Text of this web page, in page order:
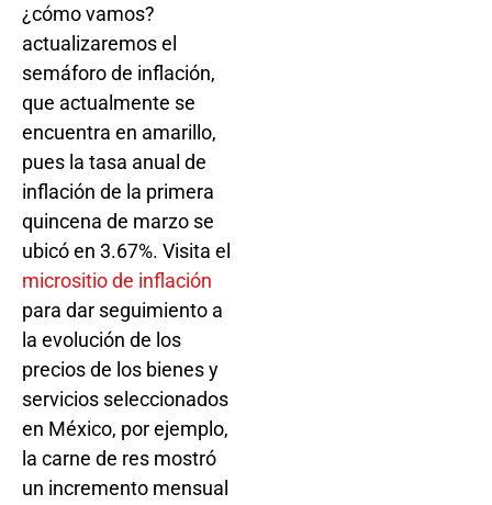
¿cómo vamos?
actualizaremos el
semáforo de inflación,
que actualmente se
encuentra en amarillo,
pues la tasa anual de
inflación de la primera
quincena de marzo se
ubicó en 3.67%. Visita el
micrositio de inflación
para dar seguimiento a
la evolución de los
precios de los bienes y
servicios seleccionados
en México, por ejemplo,
la carne de res mostró
un incremento mensual